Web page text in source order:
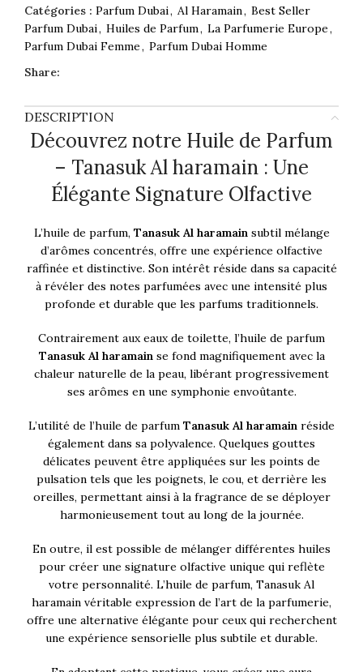
Catégories : Parfum Dubai, Al Haramain, Best Seller
Parfum Dubai, Huiles de Parfum, La Parfumerie Europe,
Parfum Dubai Femme, Parfum Dubai Homme
Share:
DESCRIPTION
Découvrez notre Huile de Parfum
– Tanasuk Al haramain : Une
Élégante Signature Olfactive
L’huile de parfum, Tanasuk Al haramainsubtil mélange
d’arômes concentrés, offre une expérience olfactive
raffinée et distinctive. Son intérêt réside dans sa capacité
à révéler des notes parfumées avec une intensité plus
profonde et durable que les parfums traditionnels.
Contrairement aux eaux de toilette, l’huile de parfum
Tanasuk Al haramain se fond magnifiquement avec la
chaleur naturelle de la peau, libérant progressivement
ses arômes en une symphonie envoûtante.
L’utilité de l’huile de parfum Tanasuk Al haramain réside
également dans sa polyvalence. Quelques gouttes
délicates peuvent être appliquées sur les points de
pulsation tels que les poignets, le cou, et derrière les
oreilles, permettant ainsi à la fragrance de se déployer
harmonieusement tout au long de la journée.
En outre, il est possible de mélanger différentes huiles
pour créer une signature olfactive unique qui reflète
votre personnalité. L’huile de parfum, Tanasuk Al
haramain véritable expression de l’art de la parfumerie,
offre une alternative élégante pour ceux qui recherchent
une expérience sensorielle plus subtile et durable.